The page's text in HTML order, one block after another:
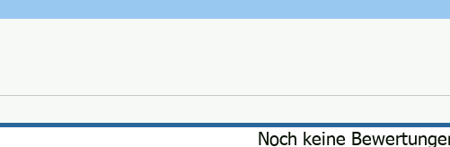
Noch keine